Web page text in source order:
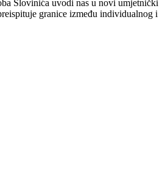
Slovinića uvodi nas u novi umjetnički
granice između individualnog i